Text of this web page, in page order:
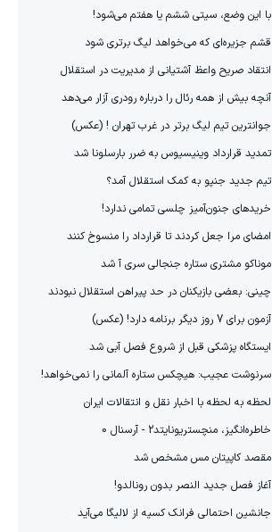
با این وضع، سیتی ششم یا هفتم می‌شود!
قشم جزیره‌ای که می‌خواهد لیگ برتری شود
انتقاد صریح واعظ آشتیانی از مدیریت در استقلال
آنچه بیش از همه رئال را درباره رودری آزار می‌دهد
جوانترین تیم لیگ برتر در غرب تهران ! (عکس)
تمدید قرارداد وینیسیوس به ضرر بارسلونا شد
تیم جدید جنپو به کمک استقلال آمد؟
خریدهای جنون‌آمیز چلسی تمامی ندارد!
امضای مرا جعل کردند تا قرارداد را منسوخ کنند
موناکو مشتری ستاره جنجالی سری آ شد
چینی: بعضی بازیکنان در حد پیراهن استقلال نبودند
آزمون برای 7 روز دیگر برنامه دارد! (عکس)
ایستگاه پزشکی قبل از شروع فصل آبی شد
سرنوشت عجیب: هیچکس ستاره آلمانی را نمی‌خواهد!
لحظه به لحظه با اخبار نقل و انتقالات ایران
خاطره‌انگیز، منچستریونایتد2 - آرسنال 0
مقصد کاپیتان مس مشخص شد
آغاز فصل جدید النصر بدون رونالدو!
جانشین احتمالی فرانک کسیه از لالیگا می‌آید